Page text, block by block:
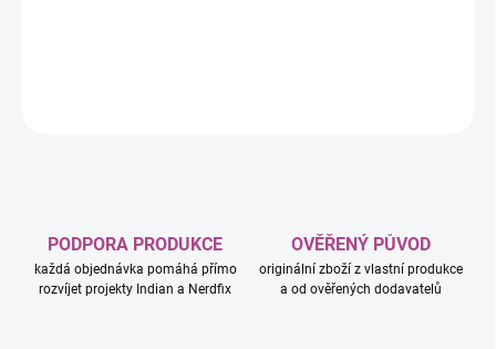
PODPORA PRODUKCE
každá objednávka pomáhá přímo
rozvíjet projekty Indian a Nerdfix
OVĚŘENÝ PŮVOD
originální zboží z vlastní produkce
a od ověřených dodavatelů